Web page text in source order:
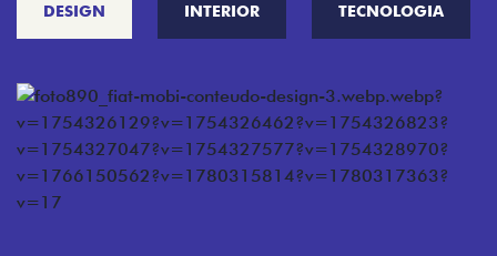
DESIGN INTERIOR TECNOLOGIA